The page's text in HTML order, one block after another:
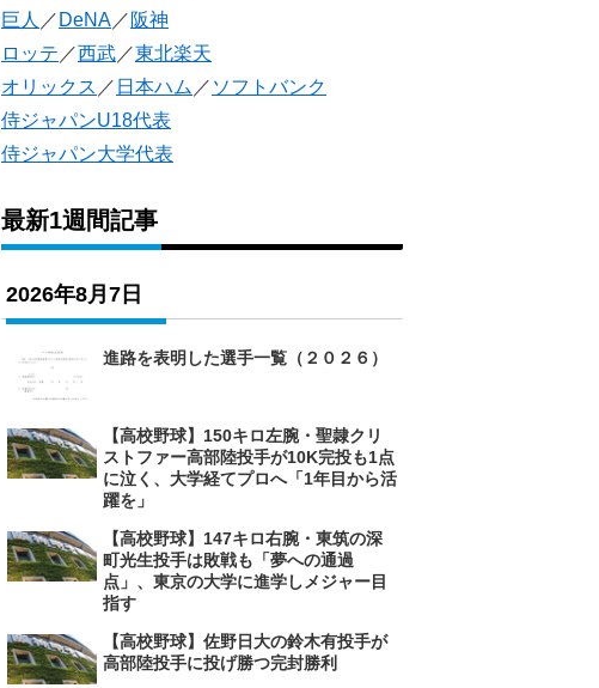
巨人 ／ DeNA ／ 阪神
ロッテ ／西武 ／東北楽天
オリックス ／ 日本ハム ／ ソフトバンク
侍ジャパンU18代表
侍ジャパン大学代表
最新1週間記事
2026年8月7日
進路を表明した選手一覧（２０２６）
【高校野球】150キロ左腕・聖隷クリ
ストファー高部陸投手が10K完投も1点
に泣く、大学経てプロへ「1年目から活
躍を」
【高校野球】147キロ右腕・東筑の深
町光生投手は敗戦も「夢への通過
点」、東京の大学に進学しメジャー目
指す
【高校野球】佐野日大の鈴木有投手が
高部陸投手に投げ勝つ完封勝利